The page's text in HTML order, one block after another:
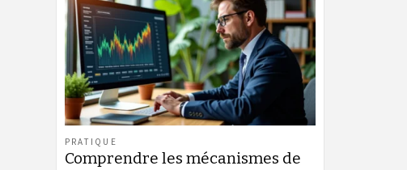
PRATIQUE
Comprendre les mécanismes de